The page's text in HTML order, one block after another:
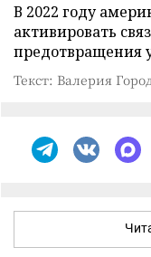
В 2022 году
активировать
предотвращения
Текст: Валерия